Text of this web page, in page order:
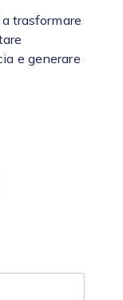
trasformare
e generare